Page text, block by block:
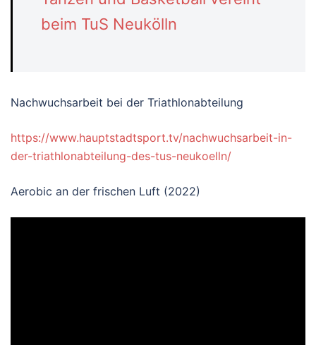
beim TuS Neukölln
Nachwuchsarbeit bei der Triathlonabteilung
https://www.hauptstadtsport.tv/nachwuchsarbeit-in-
der-triathlonabteilung-des-tus-neukoelln/
Aerobic an der frischen Luft (2022)